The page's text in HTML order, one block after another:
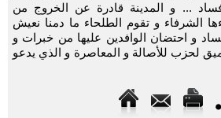
... و المدينة قادرة عن الخروج من
الشرفاء و تقوم الطلحاء ما دمنا نعيش
و احتضان الوافدين عليها من خبرات و
لحزب للأصالة و المعاصرة و الذي يدعو